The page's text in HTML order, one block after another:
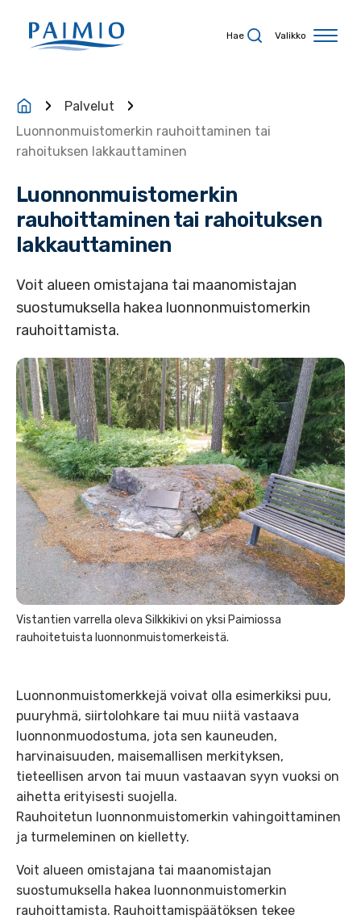
Hae Valikko
Palvelut
Luonnonmuistomerkin rauhoittaminen tai
rahoituksen lakkauttaminen
Luonnonmuistomerkin
rauhoittaminen tai rahoituksen
lakkauttaminen
Voit alueen omistajana tai maanomistajan
suostumuksella hakea luonnonmuistomerkin
rauhoittamista.
Vistantien varrella oleva Silkkikivi on yksi Paimiossa
rauhoitetuista luonnonmuistomerkeistä.
Luonnonmuistomerkkejä voivat olla esimerkiksi puu,
puuryhmä, siirtolohkare tai muu niitä vastaava
luonnonmuodostuma, jota sen kauneuden,
harvinaisuuden, maisemallisen merkityksen,
tieteellisen arvon tai muun vastaavan syyn vuoksi on
aihetta erityisesti suojella.
Rauhoitetun luonnonmuistomerkin vahingoittaminen
ja turmeleminen on kielletty.
Voit alueen omistajana tai maanomistajan
suostumuksella hakea luonnonmuistomerkin
rauhoittamista. Rauhoittamispäätöksen tekee